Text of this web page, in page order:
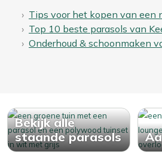
Tips voor het kopen van een
Top 10 beste parasols van
Onderhoud & schoonmaken
Bekijk alle
staande parasols